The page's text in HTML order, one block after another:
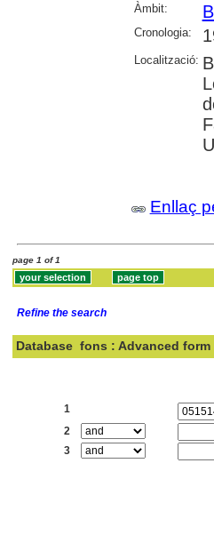
Àmbit:
Cronologia:
Localització:
Enllaç
page 1 of 1
Refine the search
Database fons : Advanced form
1
2
3